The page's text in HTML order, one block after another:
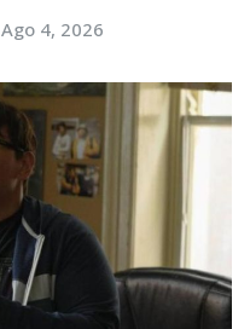
Ago 4, 2026